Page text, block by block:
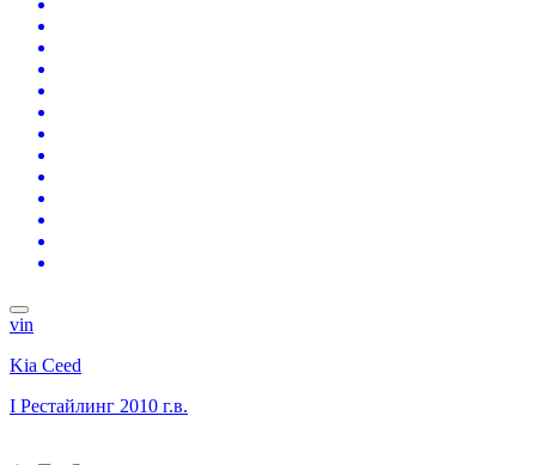
vin
Kia Ceed
I Рестайлинг 2010 г.в.